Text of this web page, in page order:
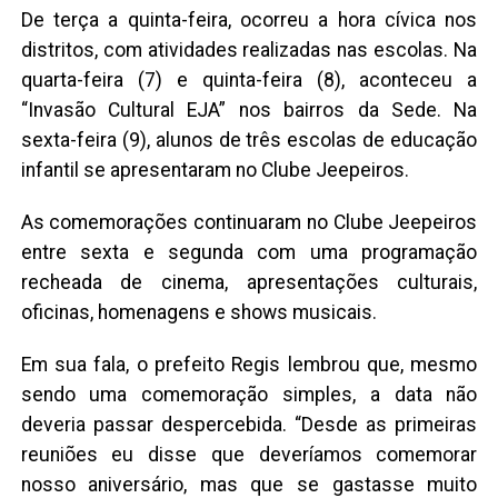
De terça a quinta-feira, ocorreu a hora cívica nos
distritos, com atividades realizadas nas escolas. Na
quarta-feira (7) e quinta-feira (8), aconteceu a
“Invasão Cultural EJA” nos bairros da Sede. Na
sexta-feira (9), alunos de três escolas de educação
infantil se apresentaram no Clube Jeepeiros.
As comemorações continuaram no Clube Jeepeiros
entre sexta e segunda com uma programação
recheada de cinema, apresentações culturais,
oficinas, homenagens e shows musicais.
Em sua fala, o prefeito Regis lembrou que, mesmo
sendo uma comemoração simples, a data não
deveria passar despercebida. “Desde as primeiras
reuniões eu disse que deveríamos comemorar
nosso aniversário, mas que se gastasse muito